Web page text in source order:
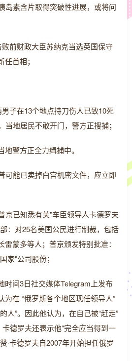
岛素含片取得突破性进展，或将问
前财政大臣苏纳克当选英国保守
首相；
子在13个地点持刀伤人已致10死
当地居民不敢开门，警方正搜捕；
警方正全力缉捕中。
可能已卖掉白宫机密文件，应立即
京已知悉有关"车臣领导人卡德罗夫
：对25名美国公民进行制裁，包括
蒙多等人；普京颁发特别批准：
家"公司股份；
时间3日社交媒体Telegram上发布
为在 “俄罗斯各个地区现任领导人”
人”。因此他认为，在自己被“赶走”
卡德罗夫还表示他“完全应当得到一
·卡德罗夫自2007年开始担任俄罗